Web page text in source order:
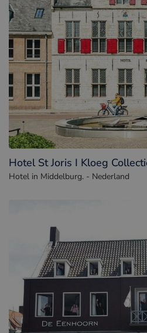
Hotel St Joris I Kloeg
Hotel in Middelburg. - Nederland